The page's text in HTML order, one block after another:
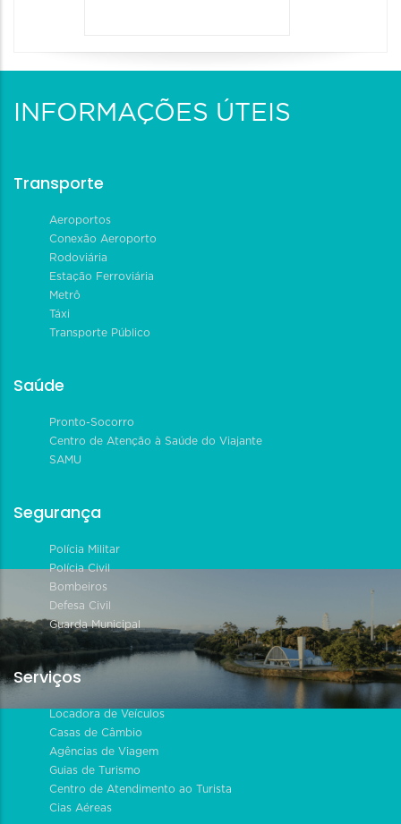
INFORMAÇÕES ÚTEIS
Transporte
Aeroportos
Conexão Aeroporto
Rodoviária
Estação Ferroviária
Metrô
Táxi
Transporte Público
Saúde
Pronto-Socorro
Centro de Atenção à Saúde do Viajante
SAMU
Segurança
Polícia Militar
Polícia Civil
Bombeiros
Defesa Civil
Guarda Municipal
Serviços
Locadora de Veículos
Casas de Câmbio
Agências de Viagem
Guias de Turismo
Centro de Atendimento ao Turista
Cias Aéreas